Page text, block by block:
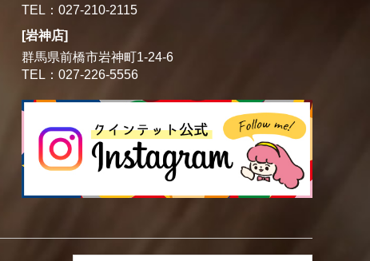
TEL：027-210-2115
[岩神店]
群馬県前橋市岩神町1-24-6
TEL：027-226-5556